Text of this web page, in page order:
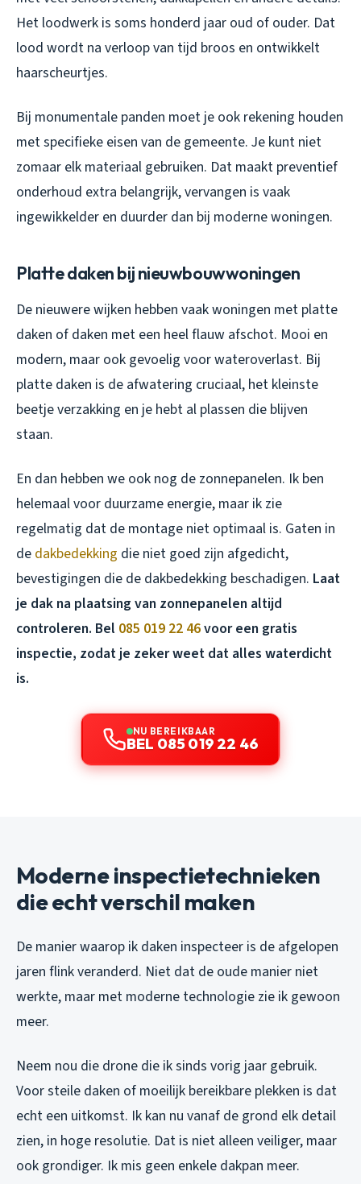
Het loodwerk is soms honderd jaar oud of ouder. Dat
lood wordt na verloop van tijd broos en ontwikkelt
haarscheurtjes.
Bij monumentale panden moet je ook rekening houden
met specifieke eisen van de gemeente. Je kunt niet
zomaar elk materiaal gebruiken. Dat maakt preventief
onderhoud extra belangrijk, vervangen is vaak
ingewikkelder en duurder dan bij moderne woningen.
Platte daken bij nieuwbouwwoningen
De nieuwere wijken hebben vaak woningen met platte
daken of daken met een heel flauw afschot. Mooi en
modern, maar ook gevoelig voor wateroverlast. Bij
platte daken is de afwatering cruciaal, het kleinste
beetje verzakking en je hebt al plassen die blijven
staan.
En dan hebben we ook nog de zonnepanelen. Ik ben
helemaal voor duurzame energie, maar ik zie
regelmatig dat de montage niet optimaal is. Gaten in
de dakbedekking die niet goed zijn afgedicht,
bevestigingen die de dakbedekking beschadigen. Laat
je dak na plaatsing van zonnepanelen altijd
controleren. Bel 085 019 22 46voor een gratis
inspectie, zodat je zeker weet dat alles waterdicht
is.
NU BEREIKBAAR
BEL 085 019 22 46
Moderne inspectietechnieken
die echt verschil maken
De manier waarop ik daken inspecteer is de afgelopen
jaren flink veranderd. Niet dat de oude manier niet
werkte, maar met moderne technologie zie ik gewoon
meer.
Neem nou die drone die ik sinds vorig jaar gebruik.
Voor steile daken of moeilijk bereikbare plekken is dat
echt een uitkomst. Ik kan nu vanaf de grond elk detail
zien, in hoge resolutie. Dat is niet alleen veiliger, maar
ook grondiger. Ik mis geen enkele dakpan meer.